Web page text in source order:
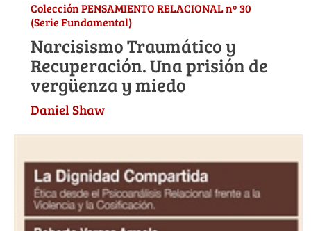
Colección PENSAMIENTO RELACIONAL nº 30
(Serie Fundamental)
Narcisismo Traumático y
Recuperación. Una prisión de
vergüenza y miedo
Daniel Shaw